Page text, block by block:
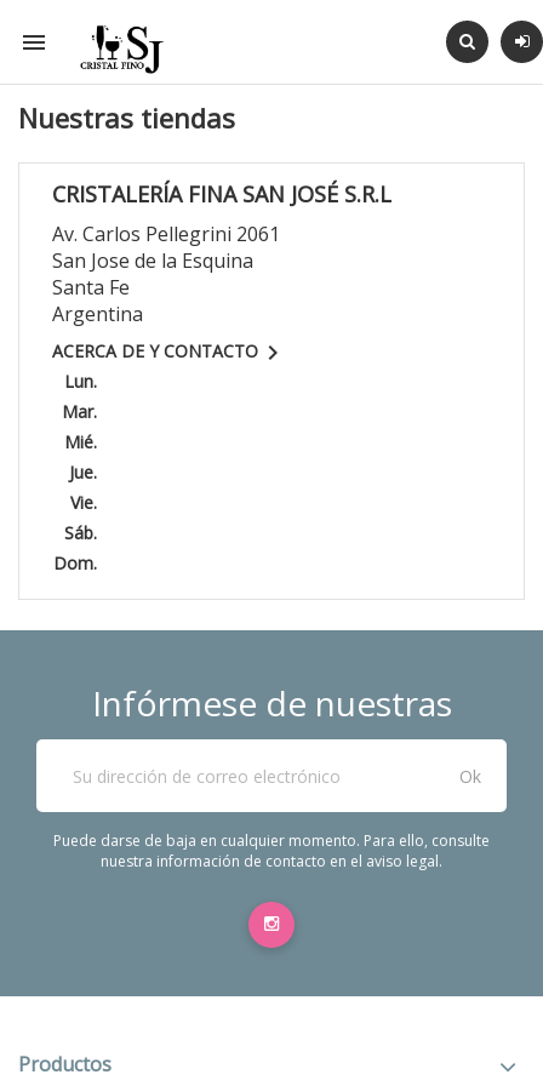

Nuestras tiendas
CRISTALERÍA FINA SAN JOSÉ S.R.L
Av. Carlos Pellegrini 2061
San Jose de la Esquina
Santa Fe
Argentina
ACERCA DE Y CONTACTO 
Lun.
Mar.
Mié.
Jue.
Vie.
Sáb.
Dom.
Infórmese de nuestras
últimas noticias
Puede darse de baja en cualquier momento. Para ello, consulte
nuestra información de contacto en el aviso legal.
Productos